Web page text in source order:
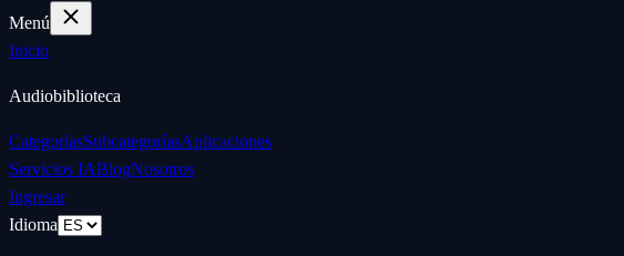
Menú
Inicio
Audiobiblioteca
CategoríasSubcategoríasAplicaciones
Servicios IABlogNosotros
Ingresar
Idioma